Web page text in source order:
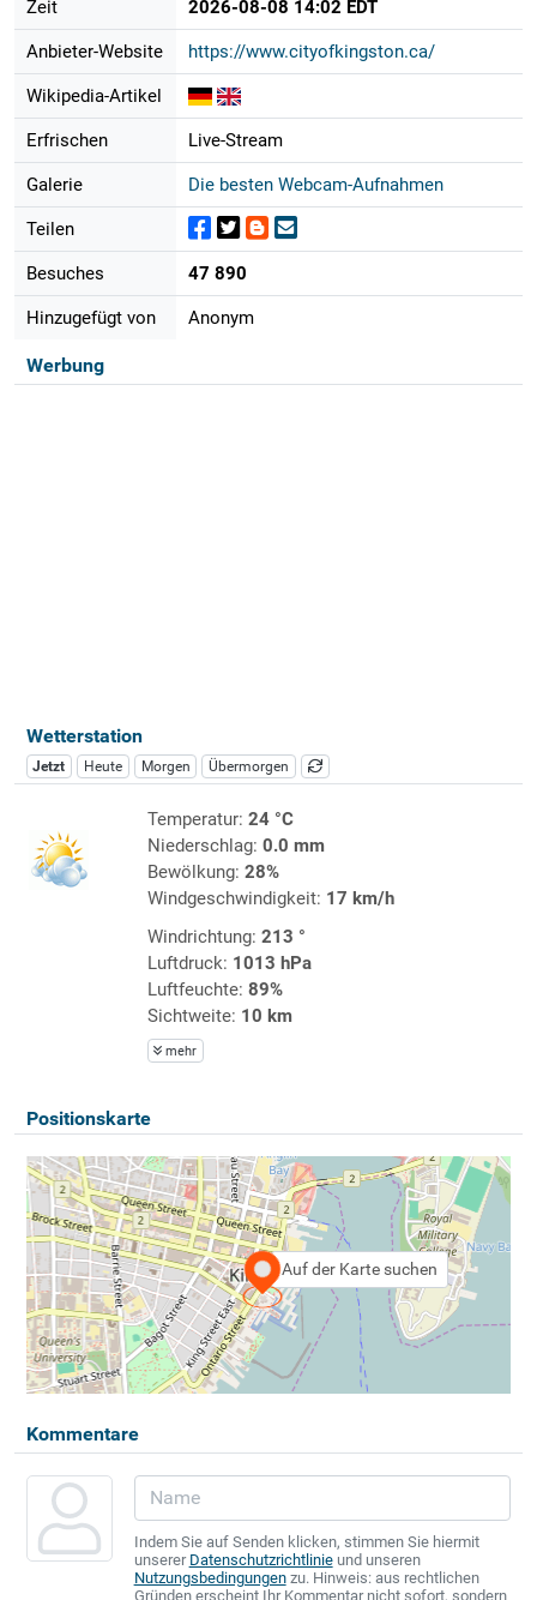
Zeit 2026-08-08 14:02 EDT
Anbieter-Website https://www.cityofkingston.ca/
Wikipedia-Artikel
Erfrischen Live-Stream
Galerie Die besten Webcam-Aufnahmen
Teilen
Besuches 47 890
Hinzugefügt von Anonym
Werbung
Wetterstation
Jetzt Heute Morgen Übermorgen
Temperatur: 24 °C
Niederschlag: 0.0 mm
Bewölkung: 28%
Windgeschwindigkeit: 17 km/h
Windrichtung: 213 °
Luftdruck: 1013 hPa
Luftfeuchte: 89%
Sichtweite: 10 km
mehr
Positionskarte
Auf der Karte suchen
Kommentare
Indem Sie auf Senden klicken, stimmen Sie hiermit
unserer Datenschutzrichtlinieund unseren
Nutzungsbedingungenzu. Hinweis: aus rechtlichen
Gründen erscheint Ihr Kommentar nicht sofort, sondern